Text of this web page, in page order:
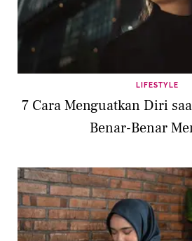
LIFESTYLE
7 Cara Menguatkan Diri
Benar-Benar